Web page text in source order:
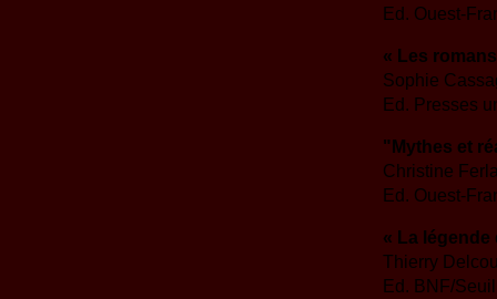
Ed. Ouest-
« Les
Sophie
Ed. Presses
"Mythes et
Christine
Ed. Ouest-
« La
Thierry
Ed. BNF/Seuil